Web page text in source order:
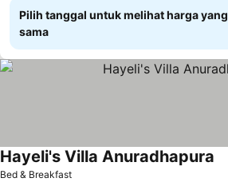
Pilih tanggal untuk melihat harga yang
sama
Bed & Breakfast
Hayeli's Villa Anuradhapura